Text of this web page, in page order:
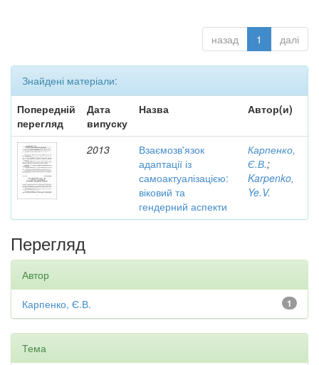
назад 1 далі
Знайдені матеріали:
Попередній
перегляд
Дата
випуску
Назва Автор(и)
2013
Взаємозв'язок
адаптації із
самоактуалізацією:
віковий та
гендерний аспекти
Карпенко,
Є.В.;
Karpenko,
Ye.V.
Перегляд
Автор
1
Карпенко, Є.В.
Тема